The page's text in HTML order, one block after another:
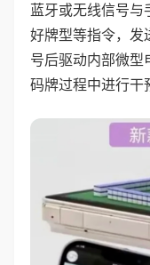
蓝牙或无线信号与
好牌型等指令，发
号后驱动内部微型
码牌过程中进行干